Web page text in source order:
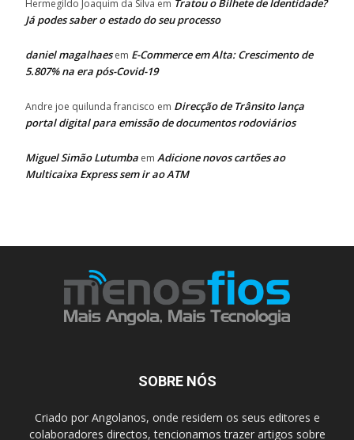
Hermegildo Joaquim da Silva em Tratou o Bilhete de Identidade?
Já podes saber o estado do seu processo
daniel magalhaesem E-Commerce em Alta: Crescimento de
5.807% na era pós-Covid-19
Andre joe quilunda francisco em Direcção de Trânsito lança
portal digital para emissão de documentos rodoviários
Miguel Simão Lutumba em Adicione novos cartões ao
Multicaixa Express sem ir ao ATM
SOBRE NÓS
Criado por Angolanos, onde residem os seus editores e
colaboradores directos, tencionamos trazer artigos sobre